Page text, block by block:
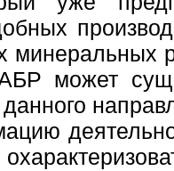
минеральных
может